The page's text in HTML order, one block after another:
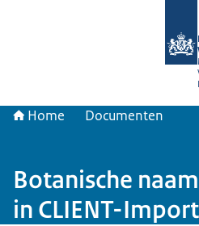
Home Documenten
Botanische
in CLIENT-Import